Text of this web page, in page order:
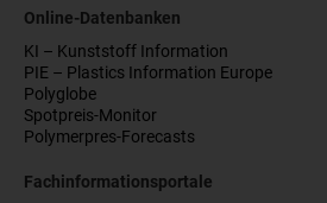
Online-Datenbanken
KI – Kunststoff Information
PIE – Plastics Information Europe
Polyglobe
Spotpreis-Monitor
Polymerpres-Forecasts
Fachinformationsportale